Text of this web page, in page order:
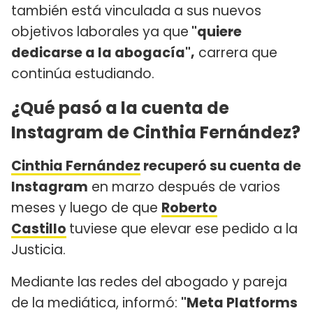
también está vinculada a sus nuevos
objetivos laborales ya que "quiere
dedicarse a la abogacía", carrera que
continúa estudiando.
¿Qué pasó a la cuenta de
Instagram de Cinthia Fernández?
Cinthia Fernández recuperó su cuenta de
Instagram en marzo después de varios
meses y luego de que Roberto
Castillo tuviese que elevar ese pedido a la
Justicia.
Mediante las redes del abogado y pareja
de la mediática, informó: "Meta Platforms